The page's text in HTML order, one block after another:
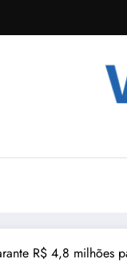
R$ 4,8 milhões